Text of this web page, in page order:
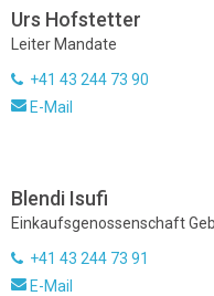
Urs Hofstetter
Leiter Mandate
+41 43 244 73 90
E-Mail
Blendi Isufi
Einkaufsgenossenschaft
+41 43 244 73 91
E-Mail